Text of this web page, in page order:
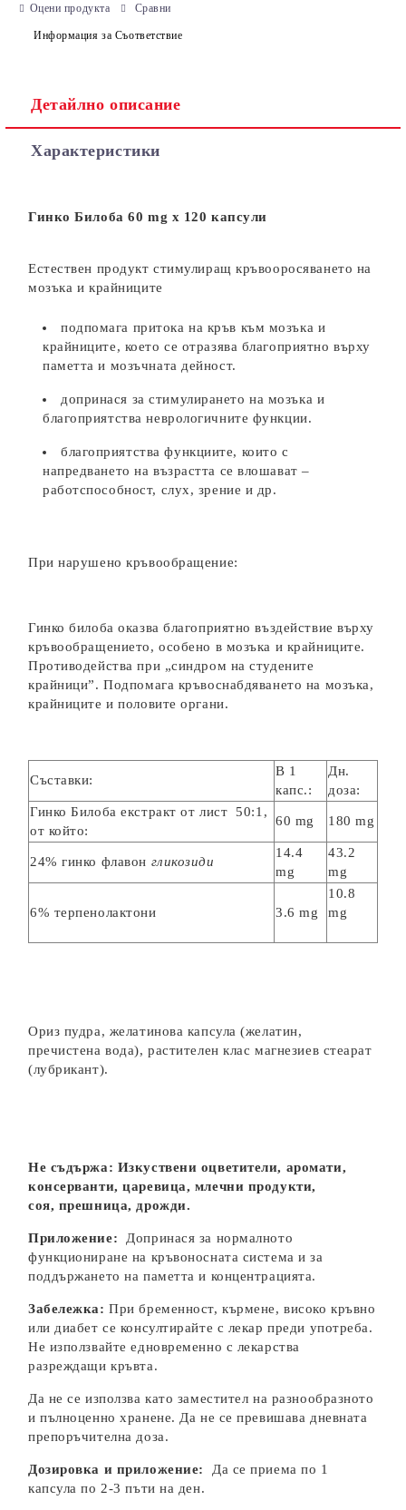
Оцени продукта Сравни
Информация за Съответствие
Детайлно описание
Характеристики
Гинко Билоба 60 mg х 120 капсули
Eстествен продукт стимулиращ кръвооросяването на
мозъка и крайниците
подпомага притока на кръв към мозъка и
крайниците, което се отразява благоприятно върху
паметта и мозъчната дейност.
допринася за стимулирането на мозъка и
благоприятства неврологичните функции.
благоприятства функциите, които с
напредването на възрастта се влошават –
работспособност, слух, зрение и др.
При нарушено кръвообращение:
Гинко билоба оказва благоприятно въздействие върху
кръвообращението, особено в мозъка и крайниците.
Противодейства при „синдром на студените
крайници”. Подпомага кръвоснабдяването на мозъка,
крайниците и половите органи.
Съставки:
В 1
капс.:
Дн.
доза:
Гинко Билоба екстракт от лист 50:1,
от който:
60 mg 180 mg
24% гинко флавон гликозиди
14.4
mg
43.2
mg
6% терпенолактони 3.6 mg
10.8
mg
Ориз пудра, желатинова капсула (желатин,
пречистена вода), растителен клас магнезиев стеарат
(лубрикант).
Не съдържа: Изкуствени оцветители, аромати,
консерванти, царевица, млечни продукти,
соя, прешница, дрожди.
Приложение: Допринася за нормалното
функциониране на кръвоносната система и за
поддържането на паметта и концентрацията.
Забележка:При бременност, кърмене, високо кръвно
или диабет се консултирайте с лекар преди употреба.
Не използвайте едновременно с лекарства
разреждащи кръвта.
Да не се използва като заместител на разнообразното
и пълноценно хранене. Да не се превишава дневната
препоръчителна доза.
Дозировка и приложение:
Да се приема по 1
капсула по 2-3 пъти на ден.